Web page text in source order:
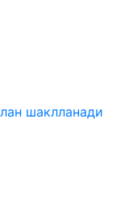
шаклланади